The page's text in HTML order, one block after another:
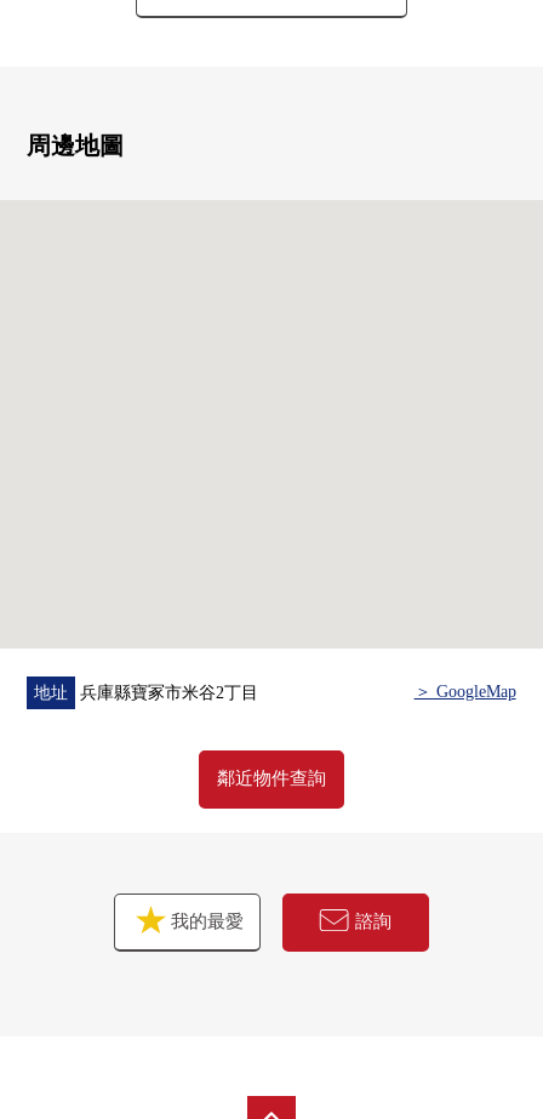
○ 已經2026年4月翻新完成
○ 有把廚房和洗臉室接在一起的家務流跡線
周邊地圖
地址 兵庫縣寶冢市米谷2丁目 ＞ GoogleMap
鄰近物件查詢
我的最愛 諮詢